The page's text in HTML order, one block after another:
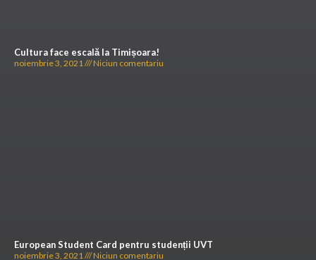
Cultura face escală la Timișoara!
noiembrie 3, 2021 Niciun comentariu
European Student Card pentru studenții UVT
noiembrie 3, 2021 Niciun comentariu